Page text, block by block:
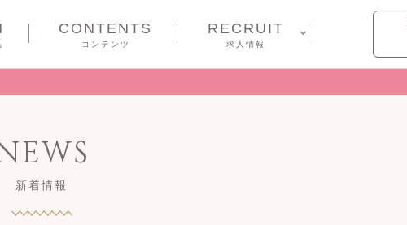
CONTENTS
コンテンツ
RECRUIT
求人情報
新着情報